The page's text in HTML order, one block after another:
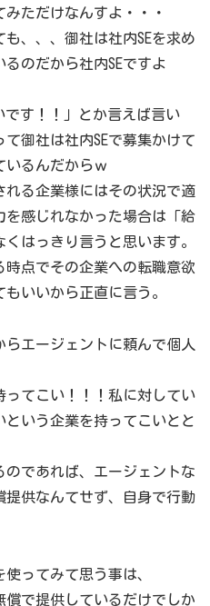
ただけなんすよ・・・
、、、御社は社内SEを求め
のだから社内SEですよ
です！！」とか言えば言い
御社は社内SEで募集かけて
いるんだからｗ
れる企業様にはその状況で適
を感じれなかった場合は「給
はっきり言うと思います。
点でその企業への転職意欲
いいから正直に言う。
エージェントに頼んで個人
てこい！！！私に対してい
という企業を持ってこいとと
のであれば、エージェントな
提供なんてせず、自身で行動
ってみて思う事は、
償で提供しているだけでしか